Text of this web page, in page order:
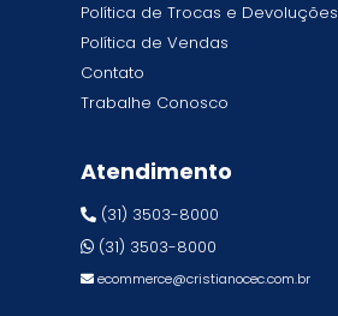
Política de Trocas e Devoluções
Política de Vendas
Contato
Trabalhe Conosco
Atendimento
(31) 3503-8000
(31) 3503-8000
ecommerce@cristianocec.com.br